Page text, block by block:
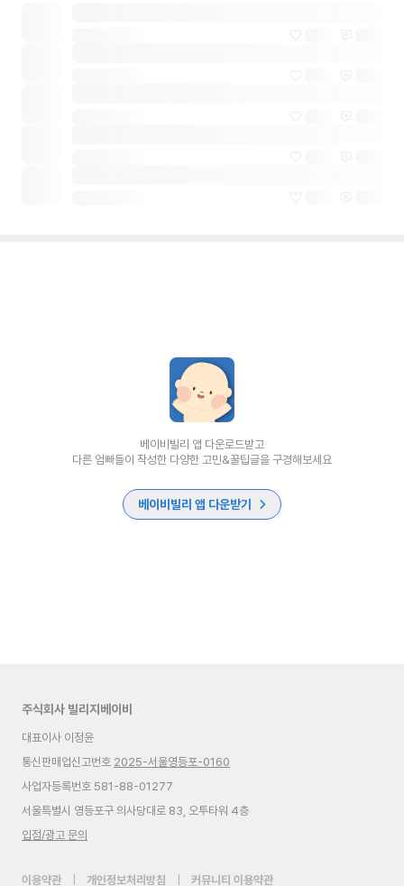
베이비빌리 앱 다운로드받고
다른 엄빠들이 작성한 다양한 고민&꿀팁글을 구경해보세요
베이비빌리 앱 다운받기
주식회사 빌리지베이비
대표이사 이정윤
통신판매업신고번호 2025-서울영등포-0160
사업자등록번호 581-88-01277
서울특별시 영등포구 의사당대로 83, 오투타워 4층
입점/광고 문의
이용약관 개인정보처리방침 커뮤니티 이용약관